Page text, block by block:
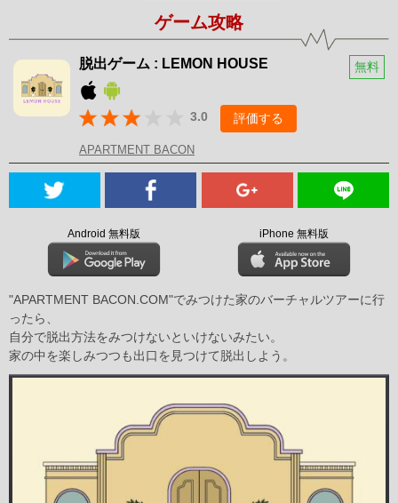
ゲーム攻略
脱出ゲーム : LEMON HOUSE 無料
3.0 評価する
APARTMENT BACON
Android 無料版 iPhone 無料版
"APARTMENT BACON.COM"でみつけた家のバーチャルツアーに行
ったら、
自分で脱出方法をみつけないといけないみたい。
家の中を楽しみつつも出口を見つけて脱出しよう。